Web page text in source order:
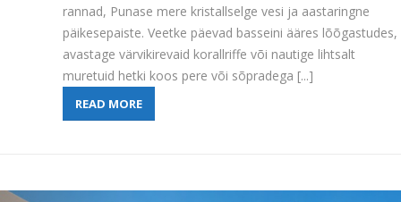
rannad, Punase mere kristallselge vesi ja aastaringne
päikesepaiste. Veetke päevad basseini ääres lõõgastudes,
avastage värvikirevaid korallriffe või nautige lihtsalt
muretuid hetki koos pere või sõpradega [...]
READ MORE